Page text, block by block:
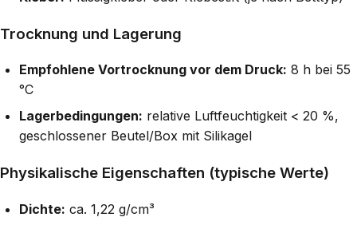
Trocknung und Lagerung
Empfohlene Vortrocknung vor dem Druck: 8 h bei 55
°C
Lagerbedingungen: relative Luftfeuchtigkeit < 20 %,
geschlossener Beutel/Box mit Silikagel
Physikalische Eigenschaften (typische Werte)
Dichte: ca. 1,22 g/cm³